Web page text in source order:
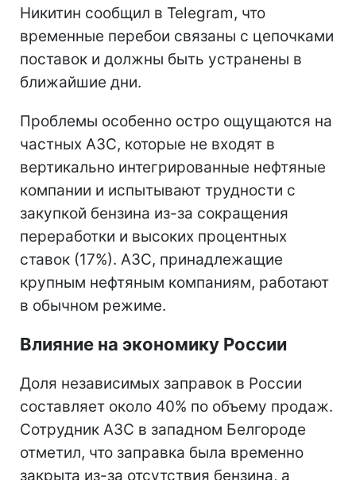
Никитин сообщил в Telegram, что
временные перебои связаны с цепочками
поставок и должны быть устранены в
ближайшие дни.
Проблемы особенно остро ощущаются на
частных АЗС, которые не входят в
вертикально интегрированные нефтяные
компании и испытывают трудности с
закупкой бензина из-за сокращения
переработки и высоких процентных
ставок (17%). АЗС, принадлежащие
крупным нефтяным компаниям, работают
в обычном режиме.
Влияние на экономику России
Доля независимых заправок в России
составляет около 40% по объему продаж.
Сотрудник АЗС в западном Белгороде
отметил, что заправка была временно
закрыта из-за отсутствия бензина, а